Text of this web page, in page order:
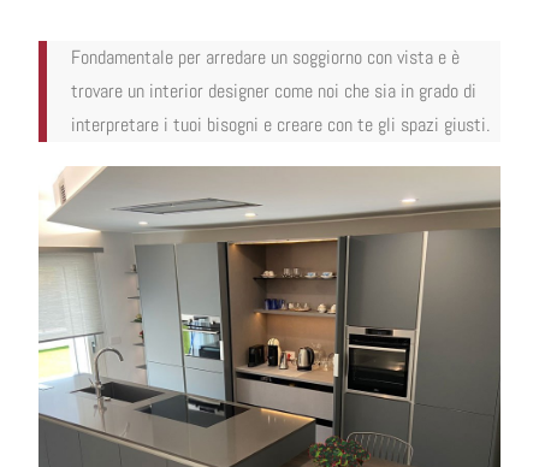
Fondamentale per arredare un soggiorno con vista e è
trovare un interior designer come noi che sia in grado di
interpretare i tuoi bisogni e creare con te gli spazi giusti.